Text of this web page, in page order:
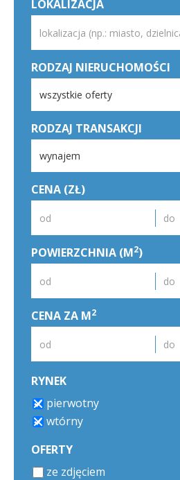
LOKALIZACJA
RODZAJ NIERUCHOMOŚCI
wszystkie oferty
RODZAJ TRANSAKCJI
wynajem
CENA (ZŁ)
POWIERZCHNIA (M2)
CENA ZA M2
RYNEK
pierwotny
wtórny
OFERTY
ze zdjęciem